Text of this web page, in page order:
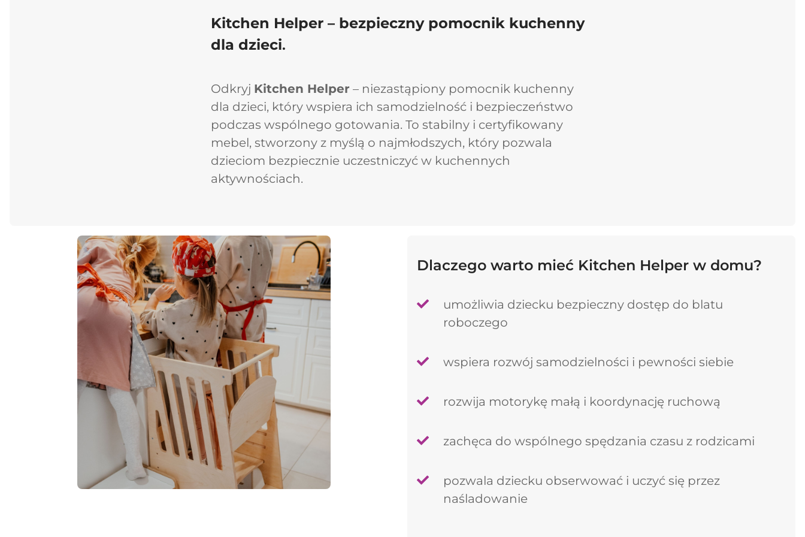
Kitchen Helper – bezpieczny pomocnik kuchenny
dla dzieci.
Odkryj Kitchen Helper – niezastąpiony pomocnik kuchenny
dla dzieci, który wspiera ich samodzielność i bezpieczeństwo
podczas wspólnego gotowania. To stabilny i certyfikowany
mebel, stworzony z myślą o najmłodszych, który pozwala
dzieciom bezpiecznie uczestniczyć w kuchennych
aktywnościach.
Dlaczego warto mieć Kitchen Helper w domu?
umożliwia dziecku bezpieczny dostęp do blatu
roboczego
wspiera rozwój samodzielności i pewności siebie
rozwija motorykę małą i koordynację ruchową
zachęca do wspólnego spędzania czasu z rodzicami
pozwala dziecku obserwować i uczyć się przez
naśladowanie
PRZEJDŹ DO KOSZYKA
Kontynuuj zakupy